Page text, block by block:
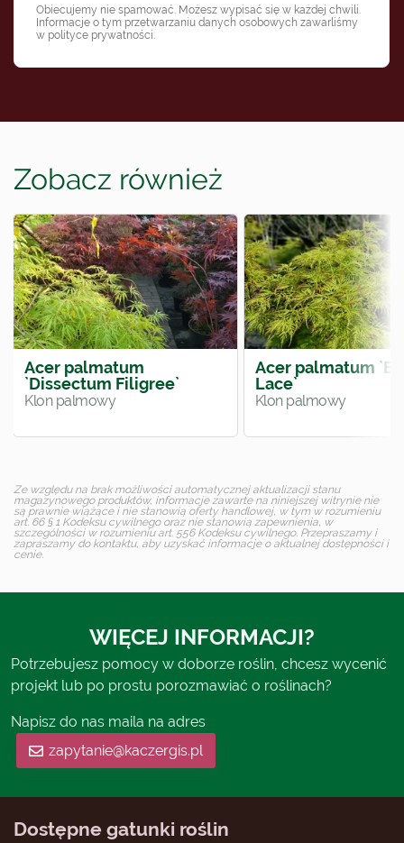
Obiecujemy nie spamować. Możesz wypisać się w każdej chwili.
Informacje o tym przetwarzaniu danych osobowych zawarliśmy
w polityce prywatności
Zobacz również
Acer palmatum
`Dissectum Filigree`
Klon palmowy
Acer palmatum
Lace`
Klon palmowy
Ze względu na brak możliwości automatycznej aktualizacji stanu
magazynowego produktów, informacje zawarte na niniejszej witrynie nie
są prawnie wiążące i nie stanowią oferty handlowej, w tym w rozumieniu
art. 66 § 1 Kodeksu cywilnego oraz nie stanowią zapewnienia, w
szczególności w rozumieniu art. 556 Kodeksu cywilnego. Przepraszamy i
zapraszamy do kontaktu, aby uzyskać informacje o aktualnej dostępności i
cenie.
WIĘCEJ INFORMACJI?
Potrzebujesz pomocy w doborze roślin, chcesz wycenić
projekt lub po prostu porozmawiać o roślinach?
Napisz do nas maila na adres
zapytanie@kaczergis.pl
Dostępne gatunki roślin